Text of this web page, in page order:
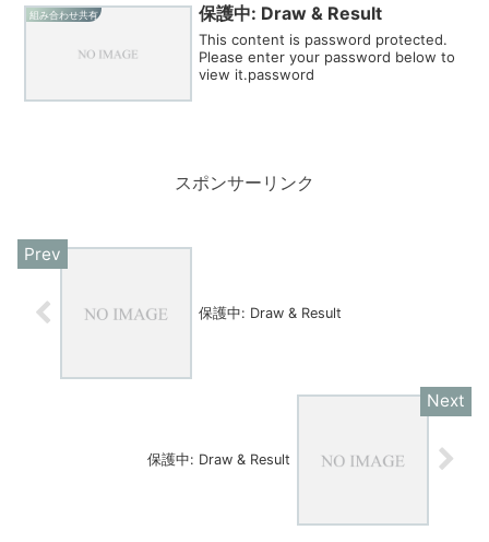
組み合わせ共有 保護中: Draw & Result
This content is password protected.
Please enter your password below to
view it.password
スポンサーリンク
保護中: Draw & Result
保護中: Draw & Result